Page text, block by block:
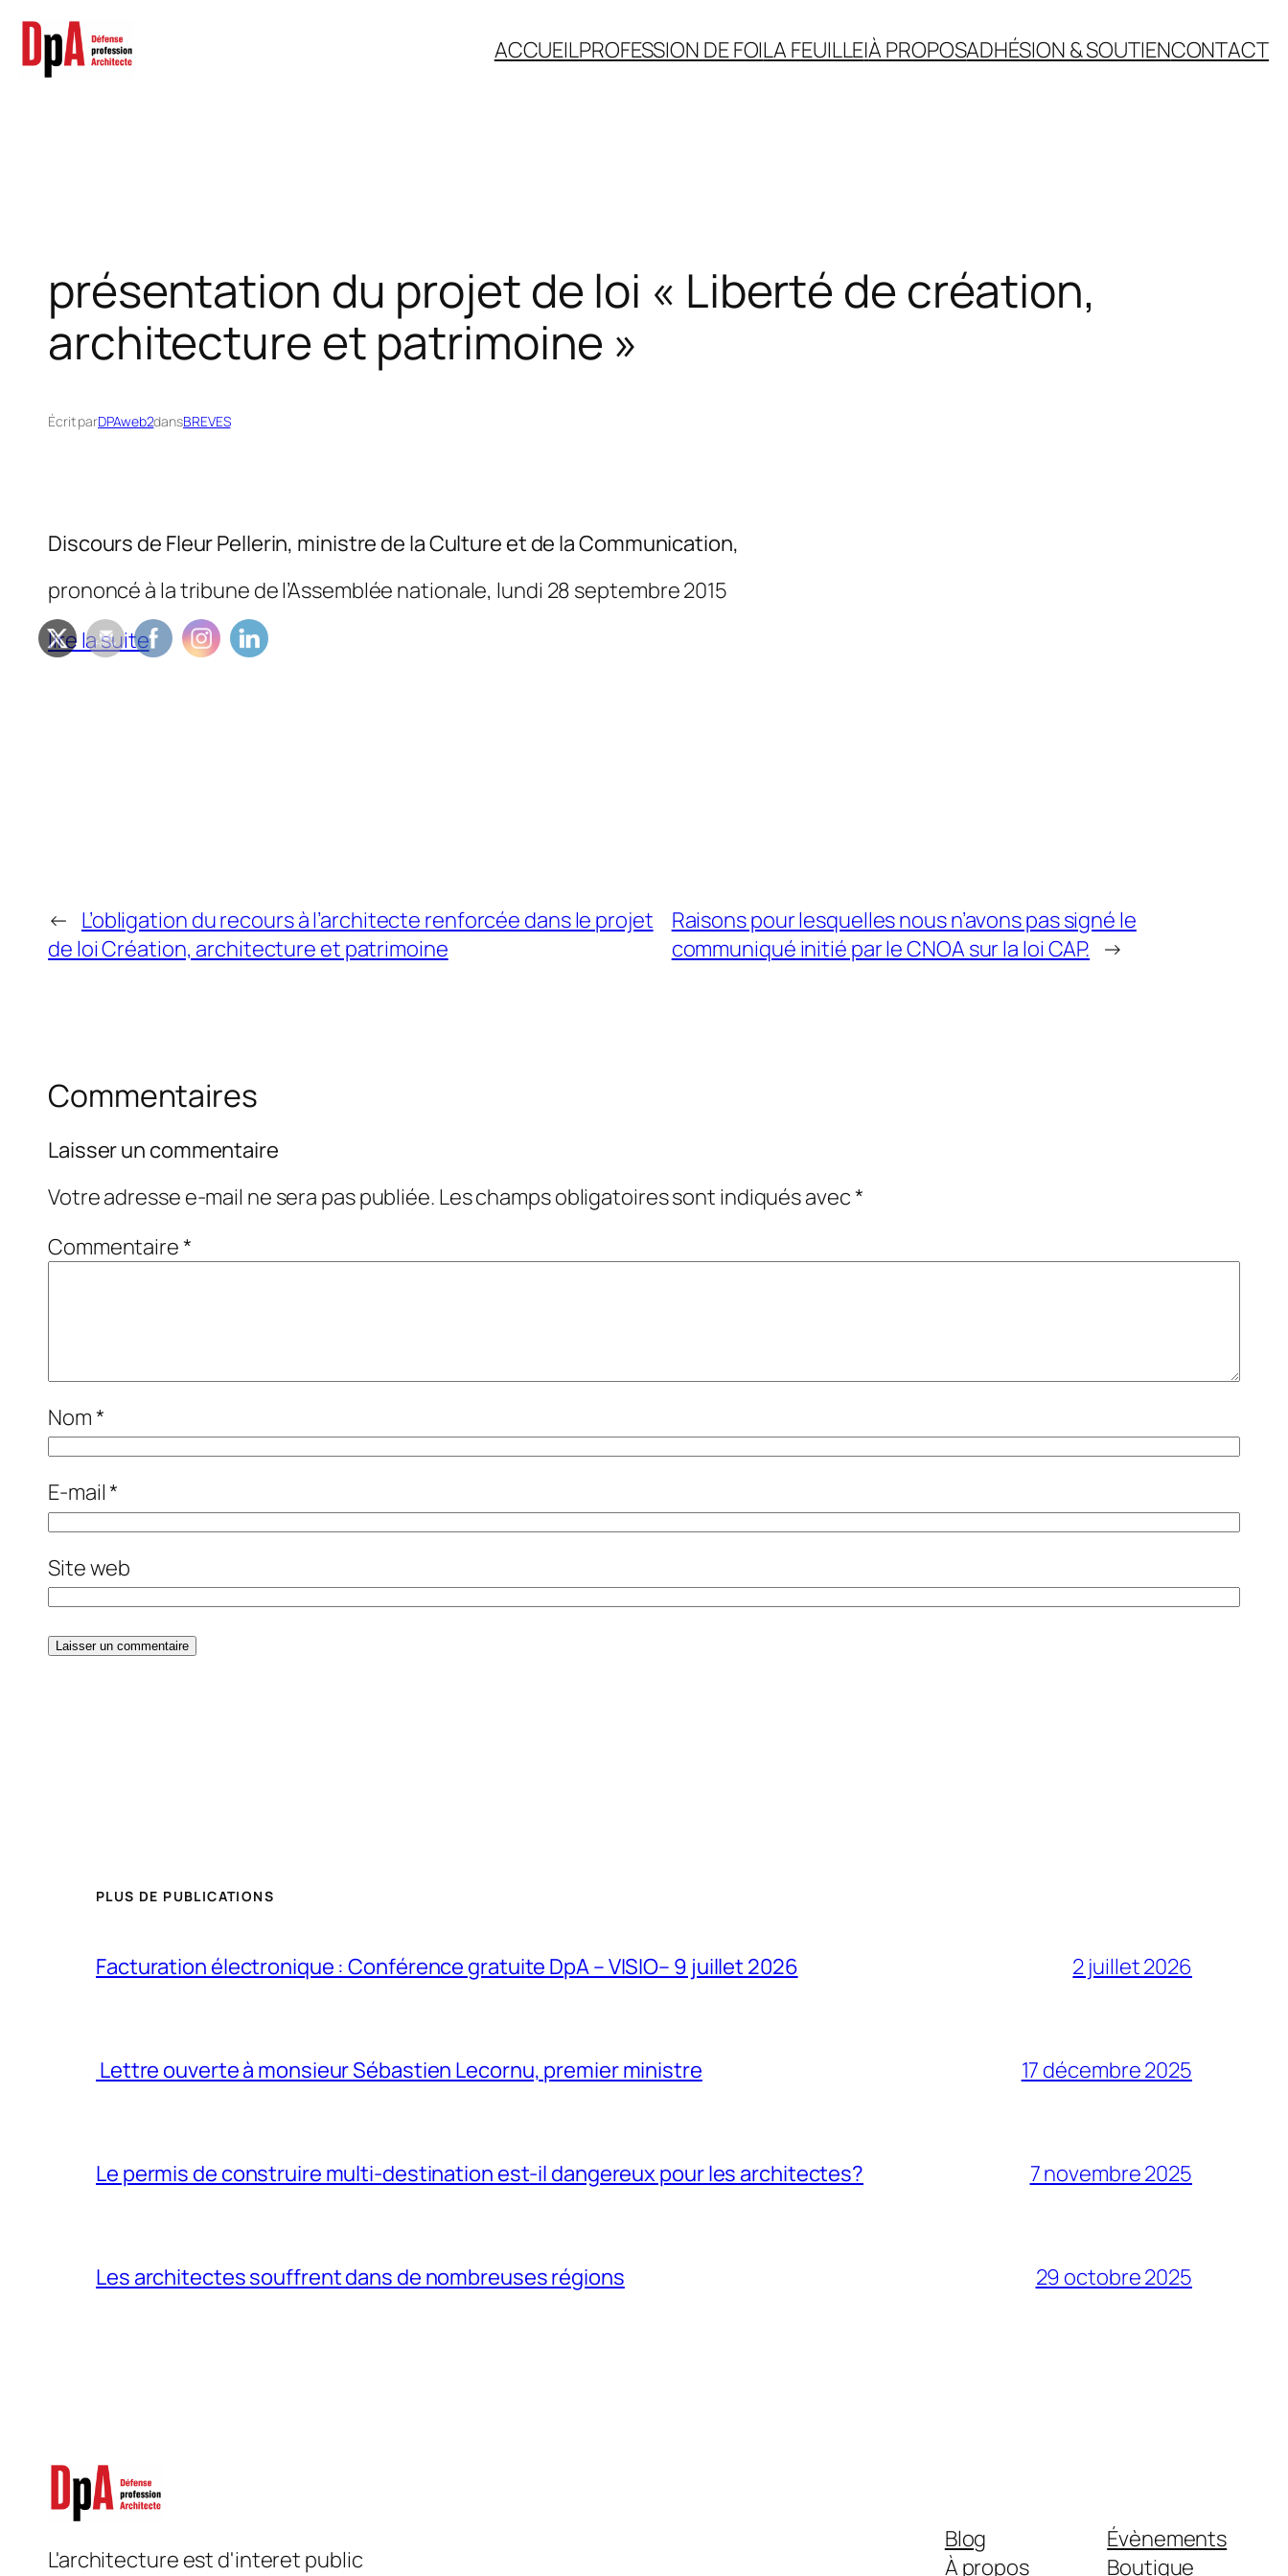
Aller
contenu
ACCUEILPROFESSION DE FOILA FEUILLE|À PROPOSADHÉSION & SOUTIENCONTACT
présentation du projet de loi « Liberté de création,
architecture et patrimoine »
Écrit parDPAweb2dansBREVES
Discours de Fleur Pellerin, ministre de la Culture et de la Communication,
prononcé à la tribune de l’Assemblée nationale, lundi 28 septembre 2015
lire la suite
← L’obligation du recours à l’architecte renforcée dans le projet
de loi Création, architecture et patrimoine
Raisons pour lesquelles nous n’avons pas signé le
communiqué initié par le CNOA sur la loi CAP. →
Commentaires
Laisser un commentaire
Votre adresse e-mail ne sera pas publiée. Les champs obligatoires sont indiqués avec*
Commentaire*
Nom*
E-mail*
Site web
PLUS DE PUBLICATIONS
Facturation électronique : Conférence gratuite DpA – VISIO– 9 juillet 2026 2 juillet 2026
Lettre ouverte à monsieur Sébastien Lecornu, premier ministre 17 décembre 2025
Le permis de construire multi-destination est-il dangereux pour les architectes? 7 novembre 2025
Les architectes souffrent dans de nombreuses régions 29 octobre 2025
L'architecture est d'interet public
Blog
À propos
Évènements
Boutique